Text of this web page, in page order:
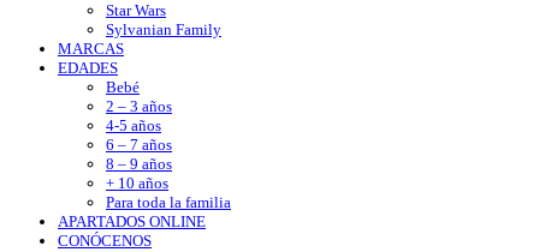
Star Wars
Sylvanian Family
MARCAS
EDADES
Bebé
2 – 3 años
4-5 años
6 – 7 años
8 – 9 años
+ 10 años
Para toda la familia
APARTADOS ONLINE
CONÓCENOS